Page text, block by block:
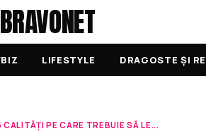
BRAVONET
LIFESTYLE DRAGOSTE ȘI
CALITĂȚI PE CARE TREBUIE SĂ LE...